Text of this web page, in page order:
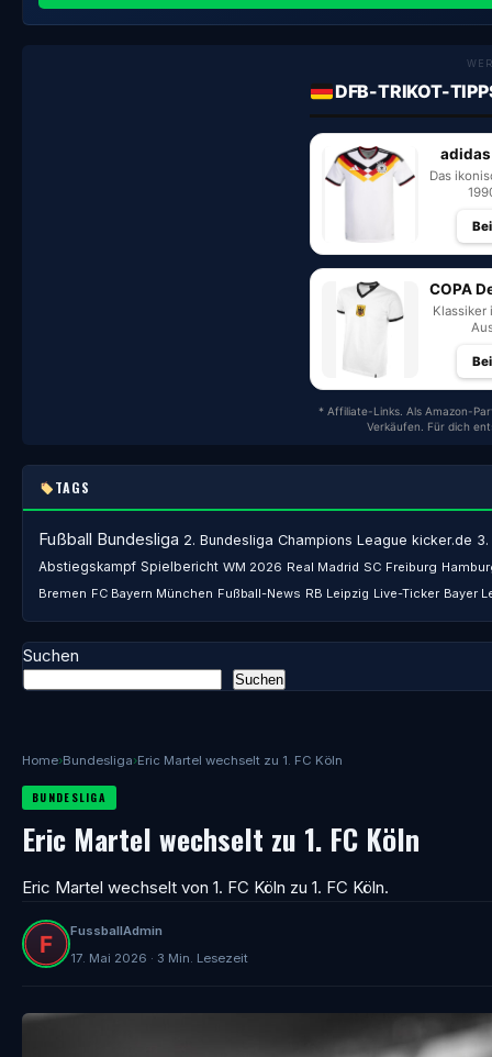
Home›Bundesliga›Eric Martel wechselt zu 1. FC Köln
BUNDESLIGA
Eric Martel wechselt zu 1. FC Köln
Eric Martel wechselt von 1. FC Köln zu 1. FC Köln.
FussballAdmin
17. Mai 2026 · 3 Min. Lesezeit
DFB-TRIKOT-
Das
COPA
Klassiker
* Affiliate-Links. Als Amazon-
Verkäufen. Für dich
TAGS
Fußball Bundesliga 2. Bundesliga Champions League kicker.de 3.
Abstiegskampf Spielbericht WM 2026 Real Madrid SC Freiburg
Bremen FC Bayern München Fußball-News RB Leipzig Live-Ticker Bayer
Suchen
Suchen